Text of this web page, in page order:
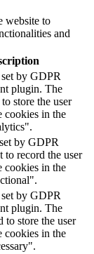
website to
and
by GDPR
plugin. The
store the user
cookies in the
by GDPR
to record the user
cookies in the
by GDPR
plugin. The
to store the user
cookies in the